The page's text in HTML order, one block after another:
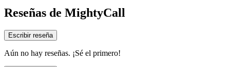
Reseñas de MightyCall
Escribir reseña
Aún no hay reseñas. ¡Sé el primero!